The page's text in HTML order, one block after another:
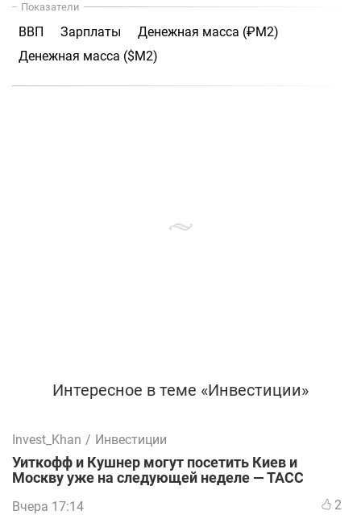
Показатели
ВВП Зарплаты
Денежная масса (₽М2)
Денежная масса ($М2)
Интересное в теме «Инвестиции»
Invest_Khan / Инвестиции
Уиткофф и Кушнер могут посетить Киев и
Москву уже на следующей неделе — ТАСС
Вчера 17:14 2